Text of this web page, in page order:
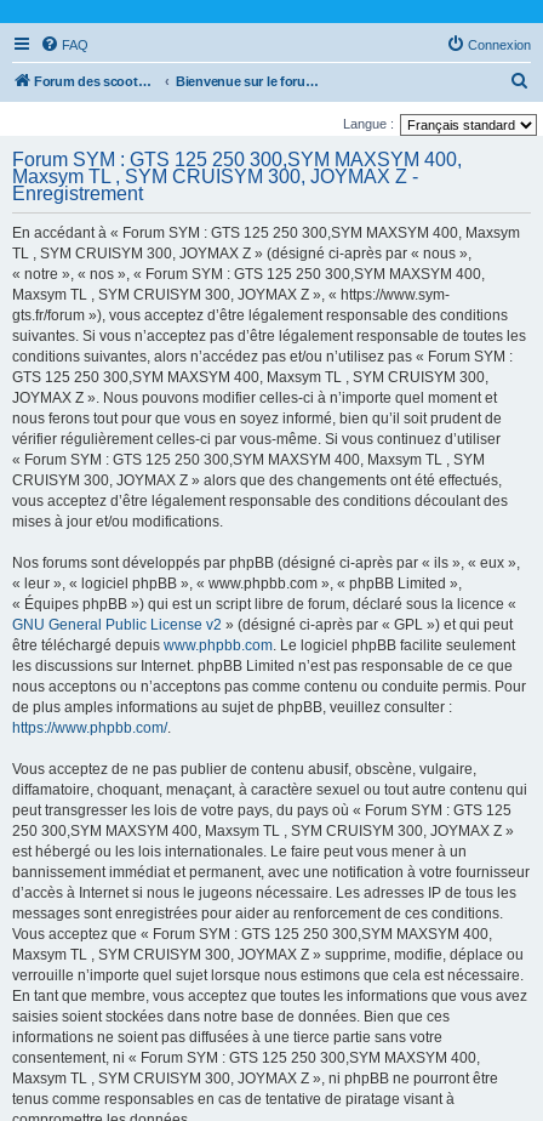
FAQ Connexion
Forum des scooters SYM - GTS -MAXSYM - CRUISYM - JOYMAX - Maxsym TL Bienvenue sur le forum des scooters de la gamme SYM
c
Langue :
Forum SYM : GTS 125 250 300,SYM MAXSYM 400,
Maxsym TL , SYM CRUISYM 300, JOYMAX Z -
Enregistrement
En accédant à « Forum SYM : GTS 125 250 300,SYM MAXSYM 400, Maxsym
TL , SYM CRUISYM 300, JOYMAX Z » (désigné ci-après par « nous »,
« notre », « nos », « Forum SYM : GTS 125 250 300,SYM MAXSYM 400,
Maxsym TL , SYM CRUISYM 300, JOYMAX Z », « https://www.sym-
gts.fr/forum »), vous acceptez d’être légalement responsable des conditions
suivantes. Si vous n’acceptez pas d’être légalement responsable de toutes les
conditions suivantes, alors n’accédez pas et/ou n’utilisez pas « Forum SYM :
GTS 125 250 300,SYM MAXSYM 400, Maxsym TL , SYM CRUISYM 300,
JOYMAX Z ». Nous pouvons modifier celles-ci à n’importe quel moment et
nous ferons tout pour que vous en soyez informé, bien qu’il soit prudent de
vérifier régulièrement celles-ci par vous-même. Si vous continuez d’utiliser
« Forum SYM : GTS 125 250 300,SYM MAXSYM 400, Maxsym TL , SYM
CRUISYM 300, JOYMAX Z » alors que des changements ont été effectués,
vous acceptez d’être légalement responsable des conditions découlant des
mises à jour et/ou modifications.
Nos forums sont développés par phpBB (désigné ci-après par « ils », « eux »,
« leur », « logiciel phpBB », « www.phpbb.com », « phpBB Limited »,
« Équipes phpBB ») qui est un script libre de forum, déclaré sous la licence «
GNU General Public License v2 » (désigné ci-après par « GPL ») et qui peut
être téléchargé depuis www.phpbb.com. Le logiciel phpBB facilite seulement
les discussions sur Internet. phpBB Limited n’est pas responsable de ce que
nous acceptons ou n’acceptons pas comme contenu ou conduite permis. Pour
de plus amples informations au sujet de phpBB, veuillez consulter :
https://www.phpbb.com/.
Vous acceptez de ne pas publier de contenu abusif, obscène, vulgaire,
diffamatoire, choquant, menaçant, à caractère sexuel ou tout autre contenu qui
peut transgresser les lois de votre pays, du pays où « Forum SYM : GTS 125
250 300,SYM MAXSYM 400, Maxsym TL , SYM CRUISYM 300, JOYMAX Z »
est hébergé ou les lois internationales. Le faire peut vous mener à un
bannissement immédiat et permanent, avec une notification à votre fournisseur
d’accès à Internet si nous le jugeons nécessaire. Les adresses IP de tous les
messages sont enregistrées pour aider au renforcement de ces conditions.
Vous acceptez que « Forum SYM : GTS 125 250 300,SYM MAXSYM 400,
Maxsym TL , SYM CRUISYM 300, JOYMAX Z » supprime, modifie, déplace ou
verrouille n’importe quel sujet lorsque nous estimons que cela est nécessaire.
En tant que membre, vous acceptez que toutes les informations que vous avez
saisies soient stockées dans notre base de données. Bien que ces
informations ne soient pas diffusées à une tierce partie sans votre
consentement, ni « Forum SYM : GTS 125 250 300,SYM MAXSYM 400,
Maxsym TL , SYM CRUISYM 300, JOYMAX Z », ni phpBB ne pourront être
tenus comme responsables en cas de tentative de piratage visant à